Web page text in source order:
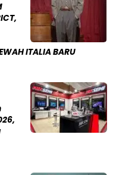
ITALIA BARU